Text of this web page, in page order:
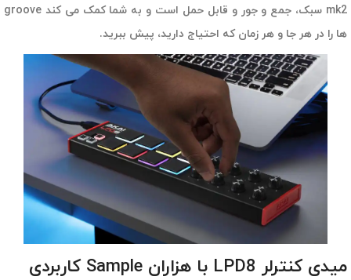
mk2 سبک، جمع و جور و قابل حمل است و به شما کمک می کند groove
ها را در هر جا و هر زمان که احتیاج دارید، پیش ببرید.
میدی کنترلر LPD8 با هزاران Sample کاربردی